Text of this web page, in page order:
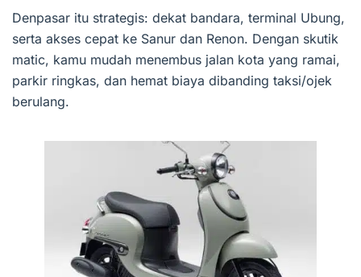
Denpasar itu strategis: dekat bandara, terminal Ubung,
serta akses cepat ke Sanur dan Renon. Dengan skutik
matic, kamu mudah menembus jalan kota yang ramai,
parkir ringkas, dan hemat biaya dibanding taksi/ojek
berulang.